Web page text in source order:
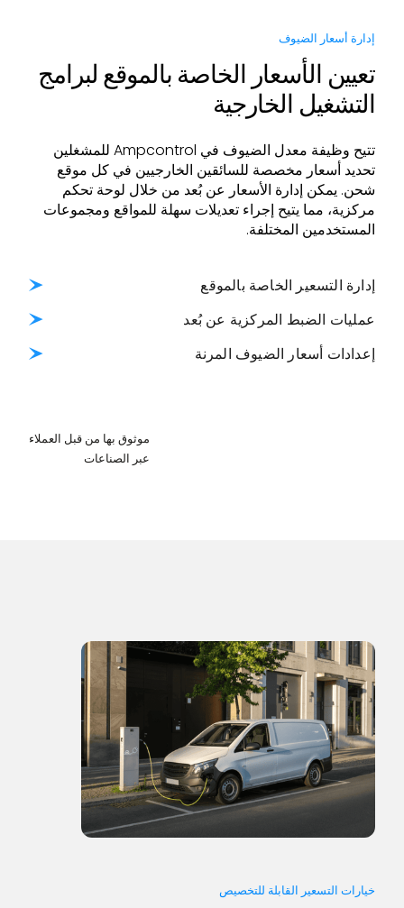
إدارة أسعار الضيوف
تعيين الأسعار الخاصة بالموقع لبرامج
التشغيل الخارجية
تتيح وظيفة معدل الضيوف في Ampcontrol للمشغلين
تحديد أسعار مخصصة للسائقين الخارجيين في كل موقع
شحن. يمكن إدارة الأسعار عن بُعد من خلال لوحة تحكم
مركزية، مما يتيح إجراء تعديلات سهلة للمواقع ومجموعات
المستخدمين المختلفة.
إدارة التسعير الخاصة بالموقع
عمليات الضبط المركزية عن بُعد
إعدادات أسعار الضيوف المرنة
موثوق بها من قبل العملاء
عبر الصناعات
خيارات التسعير القابلة للتخصيص